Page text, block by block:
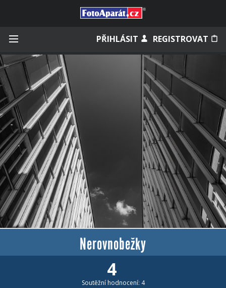
PŘIHLÁSIT REGISTROVAT
Zapomněli jste heslo?
Měli jste účet na starém webu?
Nerovnobežky
4
Soutěžní hodnocení: 4